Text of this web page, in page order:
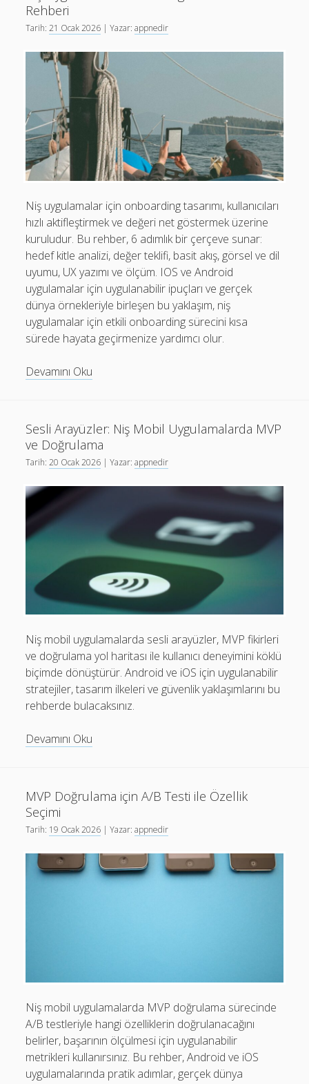
Yol
Haritası
Rehberi
Tarih:21 Ocak 2026 | Yazar:appnedir
Niş uygulamalar için onboarding tasarımı, kullanıcıları
hızlı aktifleştirmek ve değeri net göstermek üzerine
kuruludur. Bu rehber, 6 adımlık bir çerçeve sunar:
hedef kitle analizi, değer teklifi, basit akış, görsel ve dil
uyumu, UX yazımı ve ölçüm. IOS ve Android
uygulamalar için uygulanabilir ipuçları ve gerçek
dünya örnekleriyle birleşen bu yaklaşım, niş
uygulamalar için etkili onboarding sürecini kısa
sürede hayata geçirmenize yardımcı olur.
Devamını Oku
Tasarımı:
6
Adım
Rehberi
Sesli Arayüzler: Niş Mobil Uygulamalarda MVP
ve Doğrulama
Tarih:20 Ocak 2026 | Yazar:appnedir
Niş mobil uygulamalarda sesli arayüzler, MVP fikirleri
ve doğrulama yol haritası ile kullanıcı deneyimini köklü
biçimde dönüştürür. Android ve iOS için uygulanabilir
stratejiler, tasarım ilkeleri ve güvenlik yaklaşımlarını bu
rehberde bulacaksınız.
Devamını Oku
Uygulamalarda
ve
Doğrulama
MVP Doğrulama için A/B Testi ile Özellik
Seçimi
Tarih: 19 Ocak 2026 | Yazar:appnedir
Niş mobil uygulamalarda MVP doğrulama sürecinde
A/B testleriyle hangi özelliklerin doğrulanacağını
belirler, başarının ölçülmesi için uygulanabilir
metrikleri kullanırsınız. Bu rehber, Android ve iOS
uygulamalarında pratik adımlar, gerçek dünya